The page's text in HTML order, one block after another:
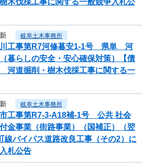
岐阜土木事務所
川工事第R7河修暮安1-1号 県単 河
暮らしの安全・安心確保対策）【債
河道掘削・樹木伐採工事に関する一
岐阜土木事務所
市工事第R7-3-A18補-1号 公共 社会
金事業（街路事業）（国補正）（翌
線バイパス道路改良工事（その2）に
札公告